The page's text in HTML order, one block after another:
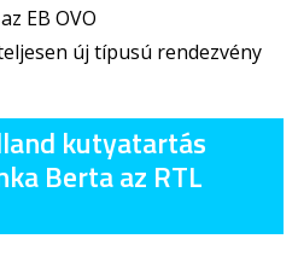
EB OVO
új típusú rendezvény
kutyatartás
Berta az RTL